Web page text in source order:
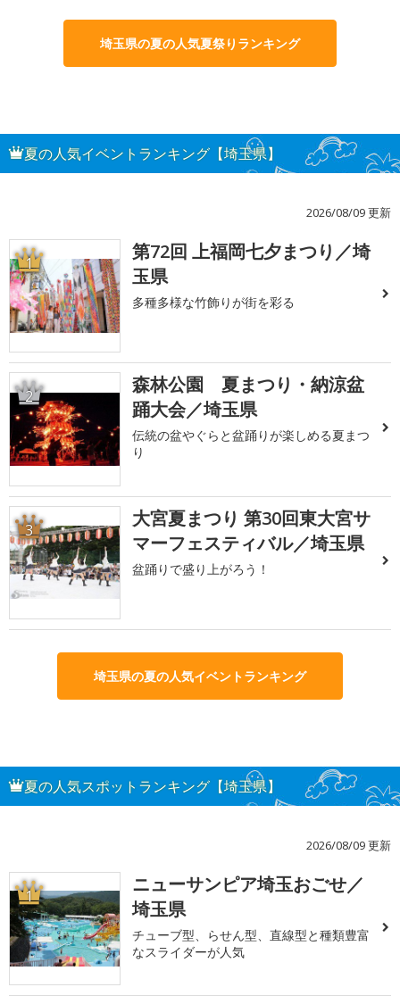
埼玉県の夏の人気夏祭りランキング
夏の人気イベントランキング【埼玉県】
2026/08/09 更新
1
第72回 上福岡七夕まつり／埼
玉県
多種多様な竹飾りが街を彩る
2
森林公園 夏まつり・納涼盆
踊大会／埼玉県
伝統の盆やぐらと盆踊りが楽しめる夏まつ
り
3
大宮夏まつり 第30回東大宮サ
マーフェスティバル／埼玉県
盆踊りで盛り上がろう！
埼玉県の夏の人気イベントランキング
夏の人気スポットランキング【埼玉県】
2026/08/09 更新
1
ニューサンピア埼玉おごせ／
埼玉県
チューブ型、らせん型、直線型と種類豊富
なスライダーが人気